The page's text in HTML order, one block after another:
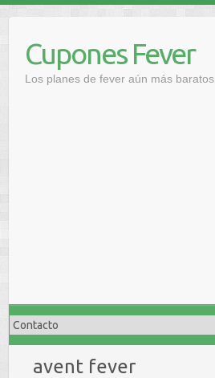
contenidoCupones Fever
Los planes de fever aún más baratos
avent fever